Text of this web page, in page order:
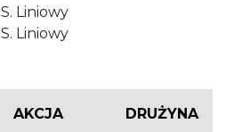
S. Liniowy
S. Liniowy
AKCJA DRUŻYNA